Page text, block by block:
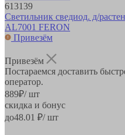
613139
Светильник сведиод. д/
AL7001 FERON
Привезём
Привезём
Постараемся доставить
оператор.
889₽/ шт
скидка и бонус
до48.01 ₽/ шт